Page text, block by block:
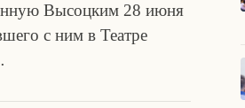
Высоцким 28 июня
с ним в Театре